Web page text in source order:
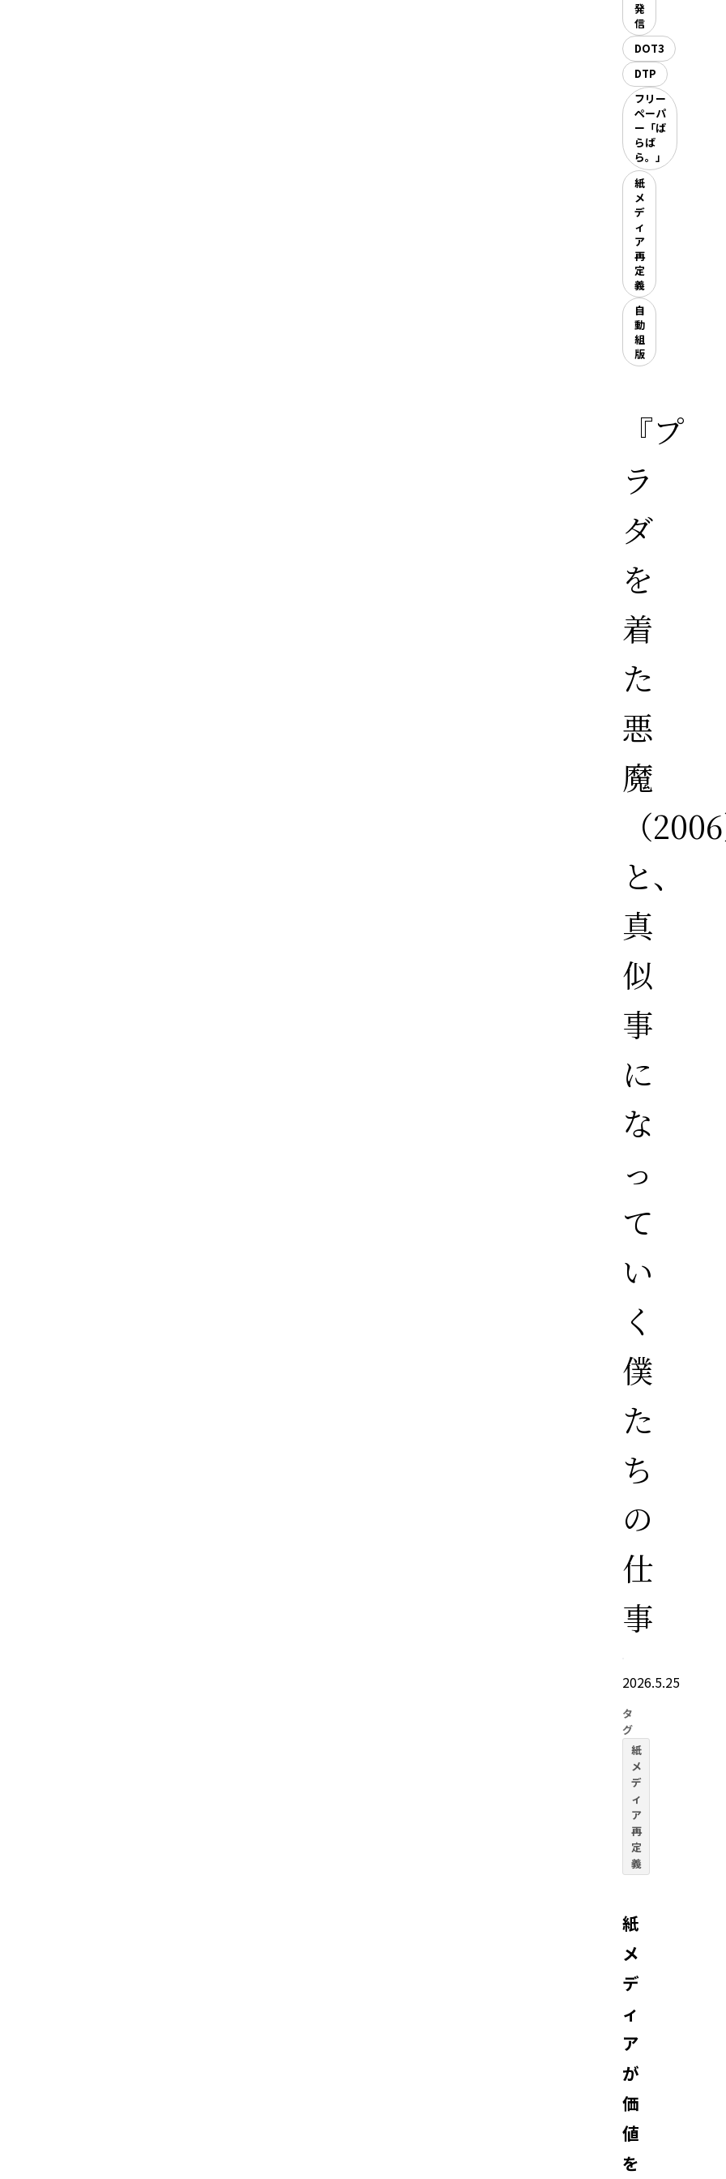
発
信
DOT3
DTP
フリー
ペーパ
ー「ば
らば
ら。」
紙
メ
デ
ィ
ア
再
定
義
自
動
組
版
『プ
ラ
ダ
を
着
た
悪
魔
（
と、
真
似
事
に
な
っ
て
い
く
僕
た
ち
の
仕
事
2026.5.25
タ
グ
紙
メ
デ
ィ
ア
再
定
義
紙
メ
デ
ィ
ア
が
価
値
を